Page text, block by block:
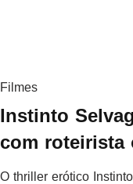
Filmes
Instinto
com roteirista
O thriller erótico